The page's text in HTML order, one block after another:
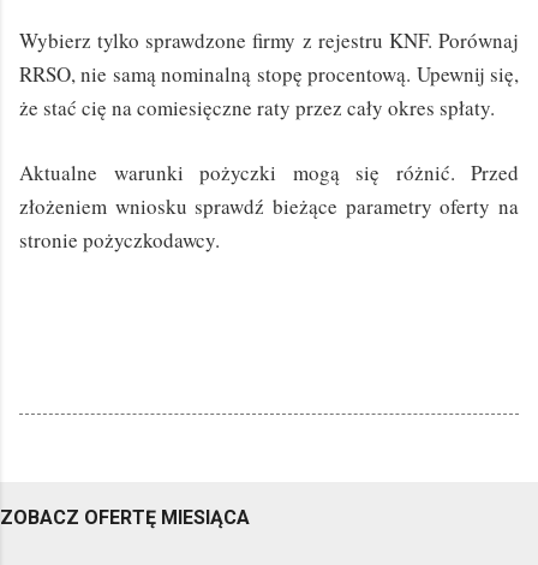
Wybierz tylko sprawdzone firmy z rejestru KNF. Porównaj
RRSO, nie samą nominalną stopę procentową. Upewnij się,
że stać cię na comiesięczne raty przez cały okres spłaty.
Aktualne warunki pożyczki mogą się różnić. Przed
złożeniem wniosku sprawdź bieżące parametry oferty na
stronie pożyczkodawcy.
ZOBACZ OFERTĘ MIESIĄCA